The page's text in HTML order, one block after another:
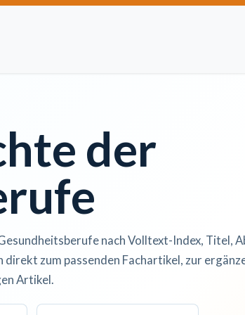
der
nach Volltext-Index, Titel,
zum passenden Fachartikel, zur
Artikel.